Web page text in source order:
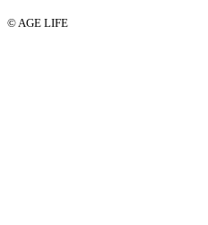
© AGE LIFE